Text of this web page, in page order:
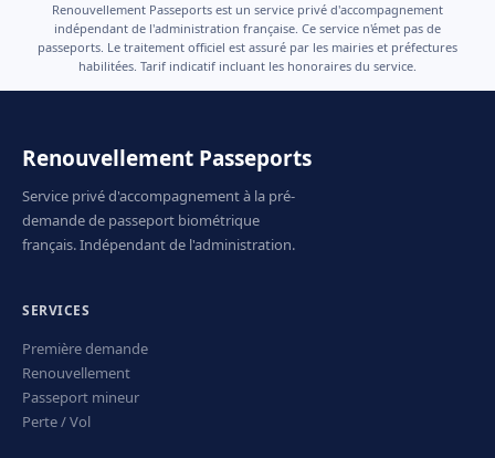
Renouvellement Passeports est un service privé d'accompagnement
indépendant de l'administration française. Ce service n'émet pas de
passeports. Le traitement officiel est assuré par les mairies et préfectures
habilitées. Tarif indicatif incluant les honoraires du service.
Renouvellement Passeports
Service privé d'accompagnement à la pré-
demande de passeport biométrique
français. Indépendant de l'administration.
SERVICES
Première demande
Renouvellement
Passeport mineur
Perte / Vol